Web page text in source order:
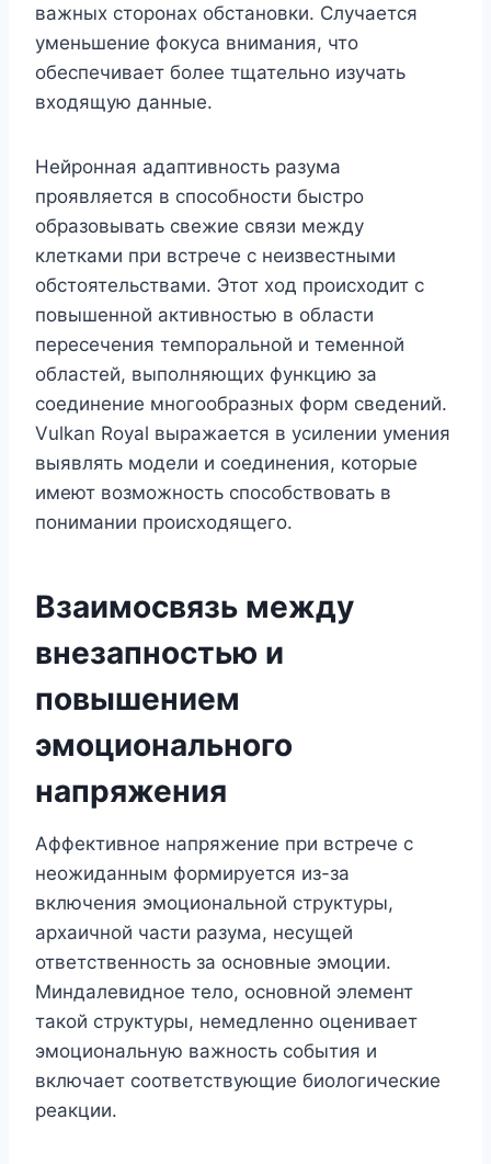
важных сторонах обстановки. Случается
уменьшение фокуса внимания, что
обеспечивает более тщательно изучать
входящую данные.
Нейронная адаптивность разума
проявляется в способности быстро
образовывать свежие связи между
клетками при встрече с неизвестными
обстоятельствами. Этот ход происходит с
повышенной активностью в области
пересечения темпоральной и теменной
областей, выполняющих функцию за
соединение многообразных форм сведений.
Vulkan Royal выражается в усилении умения
выявлять модели и соединения, которые
имеют возможность способствовать в
понимании происходящего.
Взаимосвязь между
внезапностью и
повышением
эмоционального
напряжения
Аффективное напряжение при встрече с
неожиданным формируется из-за
включения эмоциональной структуры,
архаичной части разума, несущей
ответственность за основные эмоции.
Миндалевидное тело, основной элемент
такой структуры, немедленно оценивает
эмоциональную важность события и
включает соответствующие биологические
реакции.